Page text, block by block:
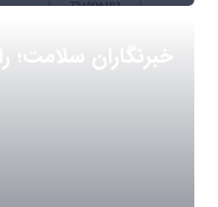
خبرنگاران سلامت؛